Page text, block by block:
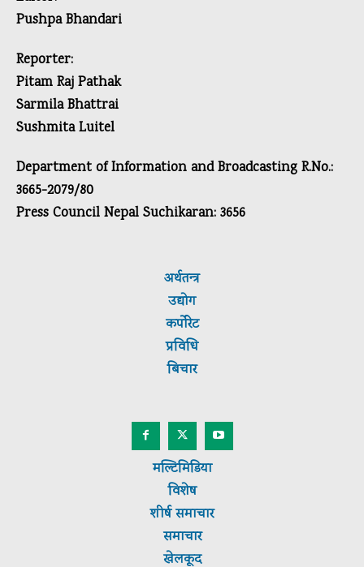
Pushpa Bhandari
Reporter:
Pitam Raj Pathak
Sarmila Bhattrai
Sushmita Luitel
Department of Information and Broadcasting R.No.:
3665-2079/80
Press Council Nepal Suchikaran: 3656
अर्थतन्त्र
उद्योग
कर्पाेरेट
प्रविधि
बिचार
मल्टिमिडिया
विशेष
शीर्षसमाचार
समाचार
खेलकूद